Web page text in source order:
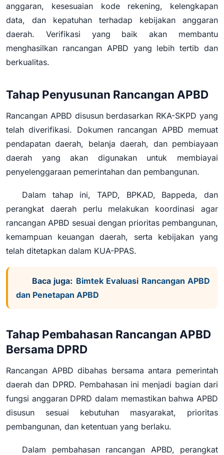
anggaran, kesesuaian kode rekening, kelengkapan
data, dan kepatuhan terhadap kebijakan anggaran
daerah. Verifikasi yang baik akan membantu
menghasilkan rancangan APBD yang lebih tertib dan
berkualitas.
Tahap Penyusunan Rancangan APBD
Rancangan APBD disusun berdasarkan RKA-SKPD yang
telah diverifikasi. Dokumen rancangan APBD memuat
pendapatan daerah, belanja daerah, dan pembiayaan
daerah yang akan digunakan untuk membiayai
penyelenggaraan pemerintahan dan pembangunan.
Dalam tahap ini, TAPD, BPKAD, Bappeda, dan
perangkat daerah perlu melakukan koordinasi agar
rancangan APBD sesuai dengan prioritas pembangunan,
kemampuan keuangan daerah, serta kebijakan yang
telah ditetapkan dalam KUA-PPAS.
Baca juga: Bimtek Evaluasi Rancangan APBD
dan Penetapan APBD
Tahap Pembahasan Rancangan APBD
Bersama DPRD
Rancangan APBD dibahas bersama antara pemerintah
daerah dan DPRD. Pembahasan ini menjadi bagian dari
fungsi anggaran DPRD dalam memastikan bahwa APBD
disusun sesuai kebutuhan masyarakat, prioritas
pembangunan, dan ketentuan yang berlaku.
Dalam pembahasan rancangan APBD, perangkat